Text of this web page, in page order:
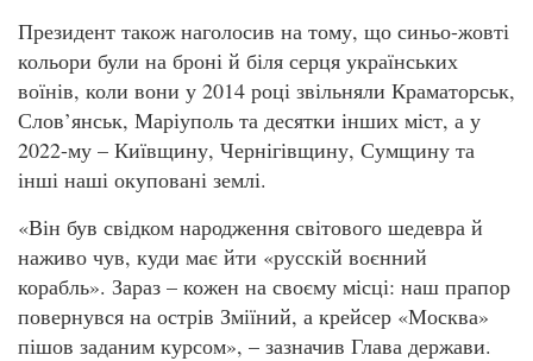
Президент також наголосив на тому, що синьо-жовті
кольори були на броні й біля серця українських
воїнів, коли вони у 2014 році звільняли Краматорськ,
Слов’янськ, Маріуполь та десятки інших міст, а у
2022-му – Київщину, Чернігівщину, Сумщину та
інші наші окуповані землі.
«Він був свідком народження світового шедевра й
наживо чув, куди має йти «русскій воєнний
корабль». Зараз – кожен на своєму місці: наш прапор
повернувся на острів Зміїний, а крейсер «Москва»
пішов заданим курсом», – зазначив Глава держави.